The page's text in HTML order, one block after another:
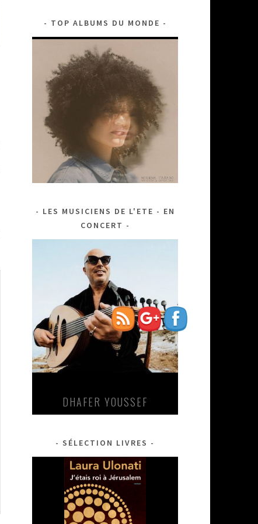
TOP ALBUMS DU MONDE
LES MUSICIENS DE L'ETE - EN
CONCERT
DHAFER YOUSSEF
SÉLECTION LIVRES
http://sondumonde.fr/bd-
javier-de-
isusi-la-
divine-
comedie-
wildelorenzo-
rites-
chateaux">